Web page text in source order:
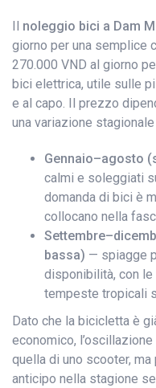
Il noleggio bici a Dam
giorno per una semplice
270.000 VND al giorno
bici elettrica, utile sulle
e al capo. Il prezzo
una variazione
Gennaio–agosto
calmi e soleggiati
domanda di bici è
collocano nella
bassa) — spiagge
disponibilità, con
tempeste tropicali
Dato che la bicicletta è
economico,
quella di uno scooter,
anticipo nella stagione